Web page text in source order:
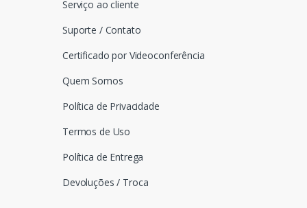
Serviço ao cliente
Suporte / Contato
Certificado por Videoconferência
Quem Somos
Política de Privacidade
Termos de Uso
Política de Entrega
Devoluções / Troca